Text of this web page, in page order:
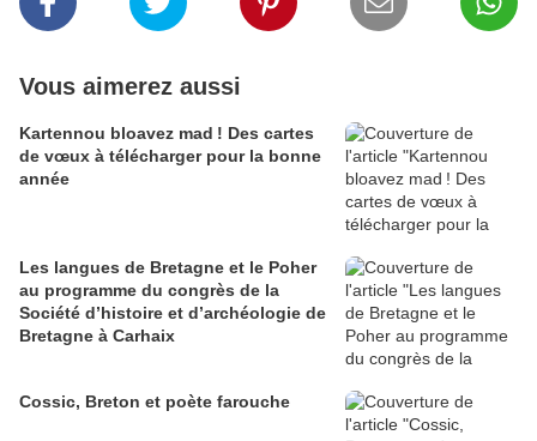
Vous aimerez aussi
Kartennou bloavez mad ! Des cartes
de vœux à télécharger pour la bonne
année
Les langues de Bretagne et le Poher
au programme du congrès de la
Société d’histoire et d’archéologie de
Bretagne à Carhaix
Cossic, Breton et poète farouche